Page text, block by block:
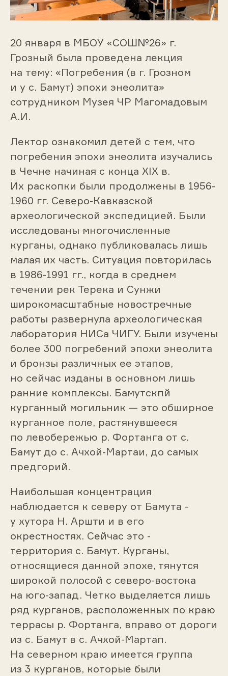
20 января в МБОУ «СОШ№26» г.
Грозный была проведена лекция
на тему: «Погребения (в г. Грозном
и у с. Бамут) эпохи энеолита»
сотрудником Музея ЧР Магомадовым
А.И.
Лектор ознакомил детей с тем, что
погребения эпохи энеолита изучались
в Чечне начиная с конца XIX в.
Их раскопки были продолжены в 1956-
1960 гг. Северо-Кавказской
археологической экспедицией. Были
исследованы многочисленные
курганы, однако публиковалась лишь
малая их часть. Ситуация повторилась
в 1986-1991 гг., когда в среднем
течении рек Терека и Сунжи
широкомасштабные новостречные
работы развернула археологическая
лаборатория НИСа ЧИГУ. Были изучены
более 300 погребений эпохи энеолита
и бронзы различных ее этапов,
но сейчас изданы в основном лишь
ранние комплексы. Бамутскпй
курганный могильник — это обширное
курганное поле, растянувшееся
по левобережью р. Фортанга от с.
Бамут до с. Ачхой-Мартаи, до самых
предгорий.
Наибольшая концентрация
наблюдается к северу от Бамута -
у хутора Н. Аршти и в его
окрестностях. Сейчас это -
территория с. Бамут. Курганы,
относящиеся данной эпохе, тянутся
широкой полосой с северо-востока
на юго-запад. Четко выделяется лишь
ряд курганов, расположенных по краю
террасы р. Фортанга, вправо от дороги
из с. Бамут в с. Ачхой-Мартап.
На северном краю имеется группа
из 3 курганов, которые были